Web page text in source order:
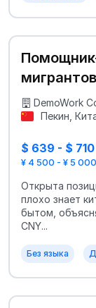
DemoWork
Пекин,
$ 639 - $
¥ 4 500 - ¥ 5
Открыта
плохо знает
бытом,
CNY...
Без языка